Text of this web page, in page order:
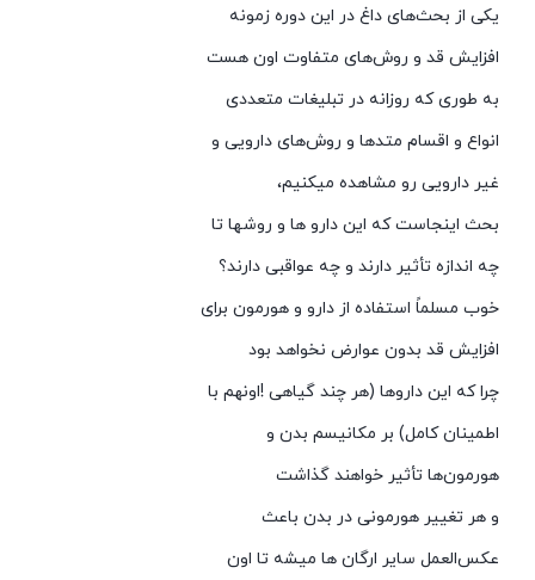
یکی از بحث‌های داغ در این دوره زمونه
افزایش قد و روش‌های متفاوت اون هست
به طوری که روزانه در تبلیغات متعددی
انواع و اقسام متدها و روش‌های دارویی و
غیر دارویی رو مشاهده میکنیم،
بحث اینجاست که این دارو ها و روشها تا
چه اندازه تأثیر دارند و چه عواقبی دارند؟
خوب مسلماً استفاده از دارو و هورمون برای
افزایش قد بدون عوارض نخواهد بود
چرا که این داروها (هر چند گیاهی !اونهم با
اطمینان کامل) بر مکانیسم بدن و
هورمون‌ها تأثیر خواهند گذاشت
و هر تغییر هورمونی در بدن باعث
عکس‌العمل سایر ارگان ها میشه تا اون